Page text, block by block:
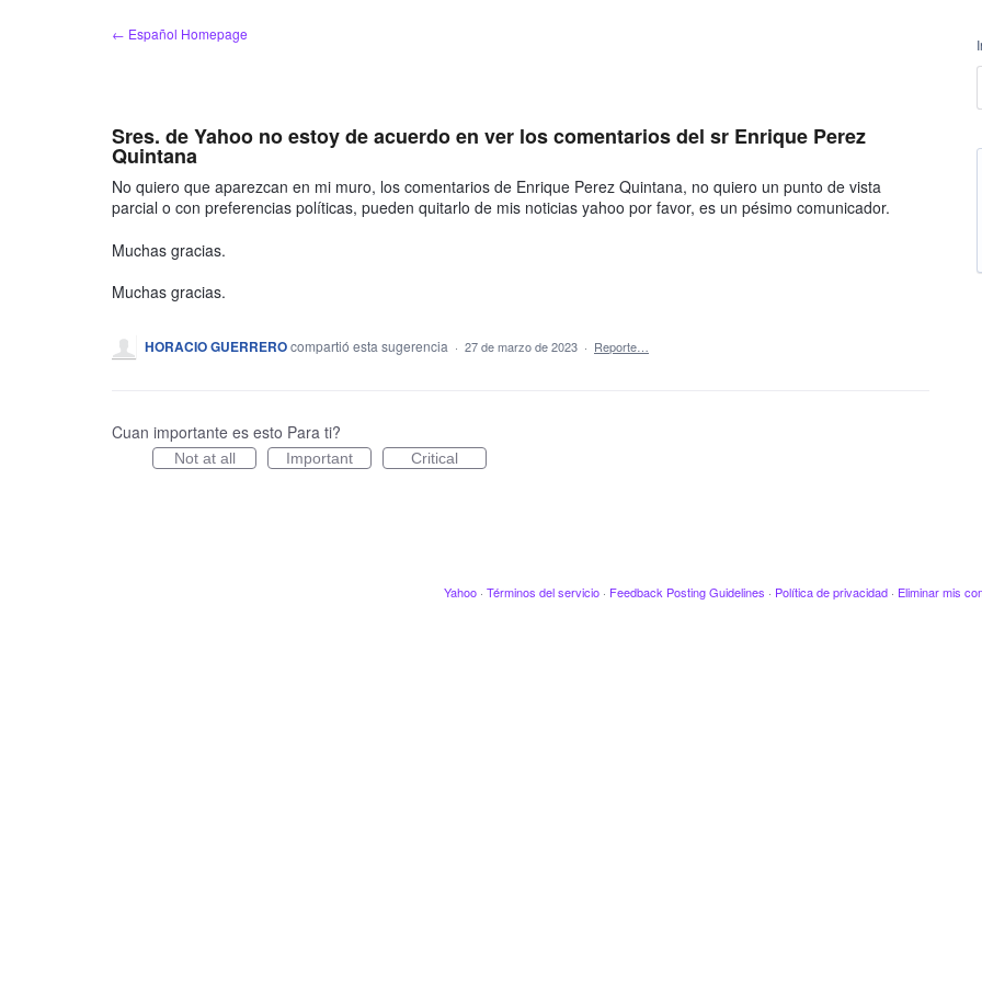
← Español Homepage
Sres. de Yahoo no estoy de acuerdo en ver los comentarios del sr Enrique Perez
Quintana
No quiero que aparezcan en mi muro, los comentarios de Enrique Perez Quintana, no quiero un punto de vista
parcial o con preferencias políticas, pueden quitarlo de mis noticias yahoo por favor, es un pésimo comunicador.
Muchas gracias.
Muchas gracias.
HORACIO GUERREROcompartió esta sugerencia · 27 de marzo de 2023 · Reporte…
Cuan importante es esto Para ti?
Not at all Important Critical
Yahoo · Términos del servicio · Feedback Posting Guidelines · Política de privacidad · Eliminar mis